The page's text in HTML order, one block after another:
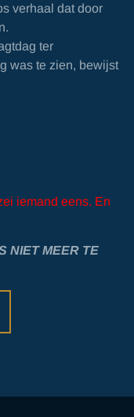
verhaal dat door
ter
was te zien, bewijst
iemand eens. En
NIET MEER TE